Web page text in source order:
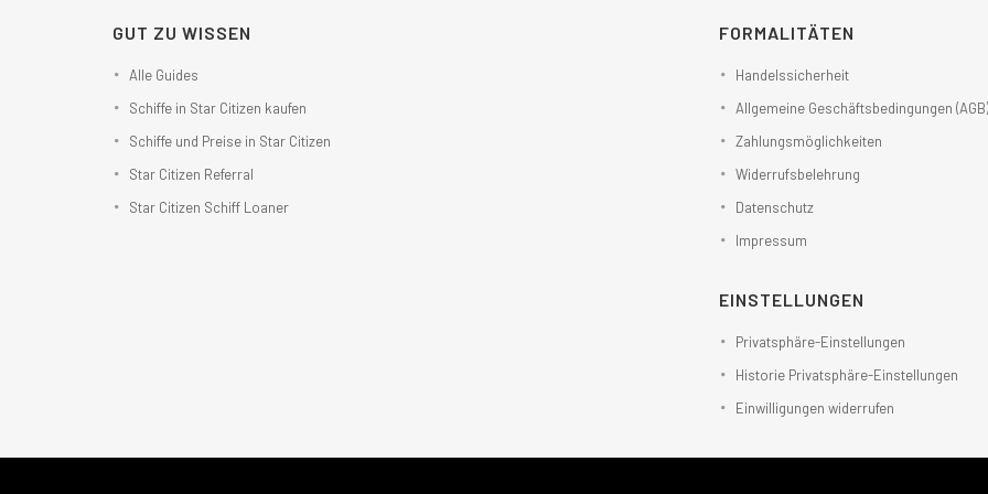
GUT ZU WISSEN
Alle Guides
Schiffe in Star Citizen kaufen
Schiffe und Preise in Star Citizen
Star Citizen Referral
Star Citizen Schiff Loaner
FORMALITÄTEN
Handelssicherheit
Allgemeine Geschäftsbedingungen (AGB)
Zahlungsmöglichkeiten
Widerrufsbelehrung
Datenschutz
Impressum
EINSTELLUNGEN
Privatsphäre-Einstellungen
Historie Privatsphäre-Einstellungen
Einwilligungen widerrufen